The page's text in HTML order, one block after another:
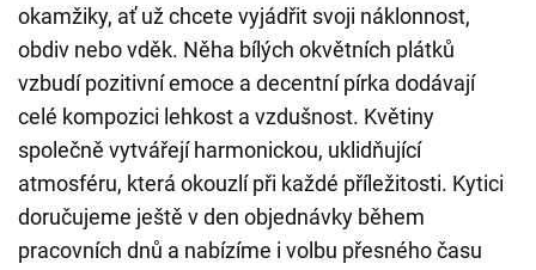
okamžiky, ať už chcete vyjádřit svoji náklonnost,
obdiv nebo vděk. Něha bílých okvětních plátků
vzbudí pozitivní emoce a decentní pírka dodávají
celé kompozici lehkost a vzdušnost. Květiny
společně vytvářejí harmonickou, uklidňující
atmosféru, která okouzlí při každé příležitosti. Kytici
doručujeme ještě v den objednávky během
pracovních dnů a nabízíme i volbu přesného času